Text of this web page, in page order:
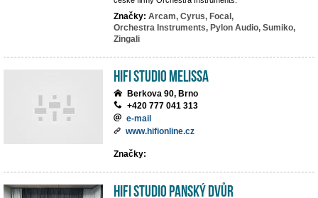
Značky: Arcam, Cyrus, Focal,
Orchestra Instruments, Pylon Audio, Sumiko,
Zingali
Hifi studio MeLiSSA
Berkova 90, Brno
+420 777 041 313
e-mail
www.hifionline.cz
Značky:
Hifi Studio Panský Dvůr